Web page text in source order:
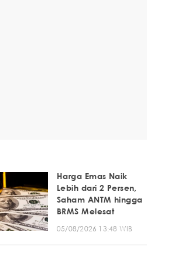
Harga Emas Naik
Lebih dari 2 Persen,
Saham ANTM hingga
BRMS Melesat
05/08/2026 13:48 WIB